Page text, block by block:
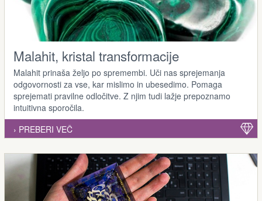
Malahit, kristal transformacije
Malahit prinaša željo po spremembi. Uči nas sprejemanja
odgovornosti za vse, kar mislimo in ubesedimo. Pomaga
sprejemati pravilne odločitve. Z njim tudi lažje prepoznamo
intuitivna sporočila.
› PREBERI VEČ